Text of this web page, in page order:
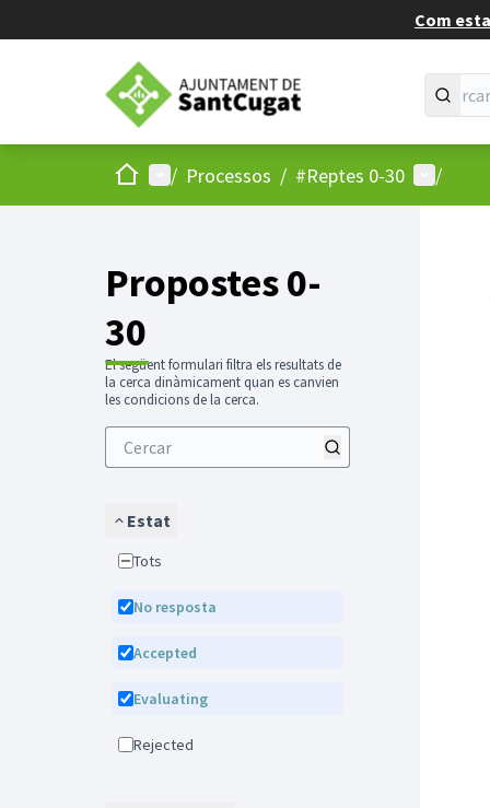
Com
Inici Menú principal
/ Processos / #Reptes 0-30 Menú
/
Propostes 0-
30
El següent formulari filtra els resultats de
la cerca dinàmicament quan es canvien
les condicions de la cerca.
Estat
Tots
No resposta
Accepted
Evaluating
Rejected